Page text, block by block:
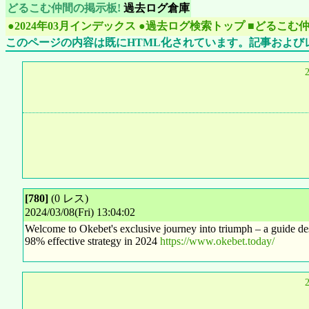
どるこむ仲間の掲示板! 過去ログ倉庫
●2024年03月インデックス ●過去ログ検索トップ ■どるこむ
このページの内容は既にHTML化されています。記事およ
[780] (0 レス)
2024/03/08(Fri) 13:04:02
Welcome to Okebet's exclusive journey into triumph – a guide
98% effective strategy in 2024 https://www.okebet.today/